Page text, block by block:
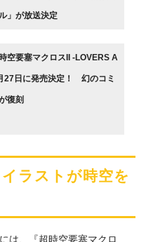
」が放送決定
空要塞マクロスII -LOVERS A
27日に発売決定！ 幻のコミ
復刻
ラストが時空を
は、『超時空要塞マクロ